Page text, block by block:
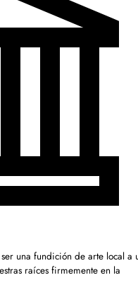
una fundición de arte local a
raíces firmemente en la